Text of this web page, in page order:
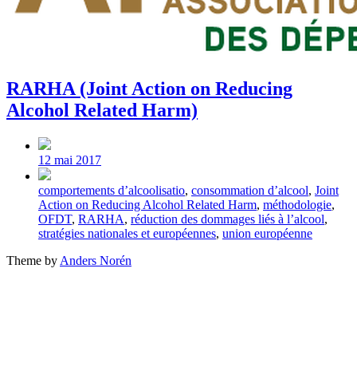
RARHA (Joint Action on Reducing
Alcohol Related Harm)
Post
date
12 mai 2017
Tagged
with
comportements d’alcoolisatio, consommation d’alcool, Joint
Action on Reducing Alcohol Related Harm, méthodologie,
OFDT, RARHA, réduction des dommages liés à l’alcool,
stratégies nationales et européennes, union européenne
Theme by Anders Norén